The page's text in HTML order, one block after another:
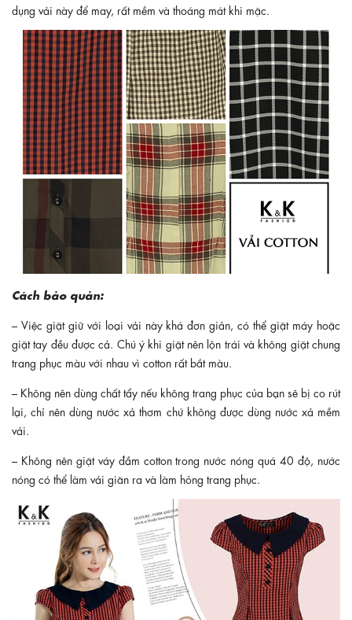
dụng vải này để may, rất mềm và thoáng mát khi mặc.
Cách bảo quản:
– Việc giặt giữ với loại vải này khá đơn giản, có thể giặt máy hoặc
giặt tay đều được cả. Chú ý khi giặt nên lộn trái và không giặt chung
trang phục màu với nhau vì cotton rất bắt màu.
– Không nên dùng chất tẩy nếu không trang phục của bạn sẽ bị co rút
lại, chỉ nên dùng nước xả thơm chứ không được dùng nước xả mềm
vải.
– Không nên giặt váy đầm cotton trong nước nóng quá 40 độ, nước
nóng có thể làm vải giãn ra và làm hỏng trang phục.